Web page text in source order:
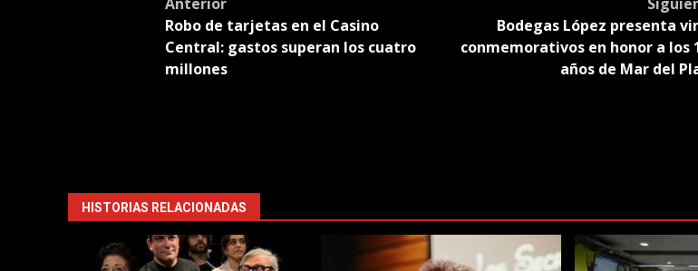
Post
navigation
Robo de tarjetas en el Casino
Central: gastos superan los cuatro
millones
Bodegas López presenta
conmemorativos en honor a los
años de Mar del
HISTORIAS RELACIONADAS